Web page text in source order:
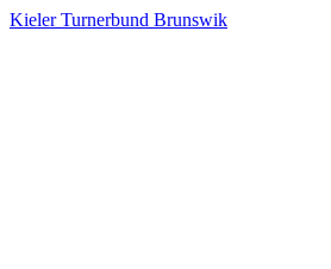
Kieler Turnerbund Brunswik